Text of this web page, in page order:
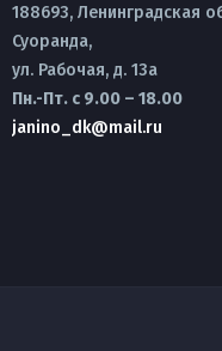
188693, Ленинградская
Суоранда,
ул. Рабочая, д. 13а
Пн.-Пт. с 9.00 – 18.00
janino_dk@mail.ru